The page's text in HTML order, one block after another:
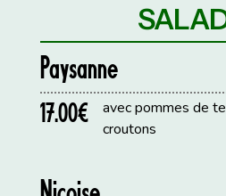
Paysanne
17.00€
avec pommes de
croutons